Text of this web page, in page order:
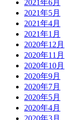
2021年6月
2021年5月
2021年4月
2021年1月
2020年12月
2020年11月
2020年10月
2020年9月
2020年7月
2020年5月
2020年4月
2020年3月